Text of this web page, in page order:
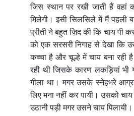
जिस स्थान पर रखी जाती हैं वहां
मिलेगी। इसी सिलसिले में मैं पहली
प्रीती ने बहुत ज़िद की कि चाय
को एक सरसरी निगाह से देखा कि
कच्चा है और चूल्हे में चाय बना रही
रही थी जिसके कारण लकड़ियां भी
गीला था। मगर उसके स्नेहभरे
लिए मना नहीं कर पायी। उसको
उठानी पड़ी मगर उसने चाय पिलायी।